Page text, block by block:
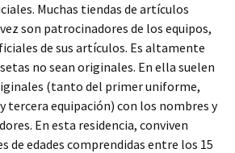
Muchas tiendas de artículos
son patrocinadores de los equipos,
de sus artículos. Es altamente
no sean originales. En ella suelen
(tanto del primer uniforme,
tercera equipación) con los nombres y
En esta residencia, conviven
de edades comprendidas entre los 15